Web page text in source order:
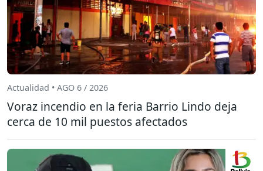
Actualidad • AGO 6 / 2026
Voraz incendio en la feria Barrio Lindo deja
cerca de 10 mil puestos afectados